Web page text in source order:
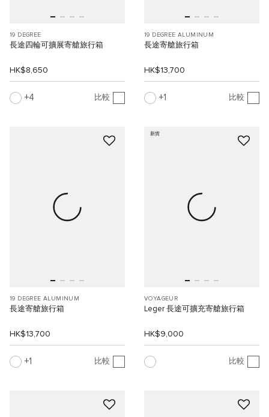
19 DEGREE
長途四輪可擴展寄艙旅行箱
HK$8,650
4 比較
19 DEGREE ALUMINUM
長途寄艙旅行箱
HK$13,700
1 比較
19 DEGREE ALUMINUM
長途寄艙旅行箱
HK$13,700
1 比較
新貨
VOYAGEUR
Leger 長途可擴充寄艙旅行箱
HK$9,000
比較